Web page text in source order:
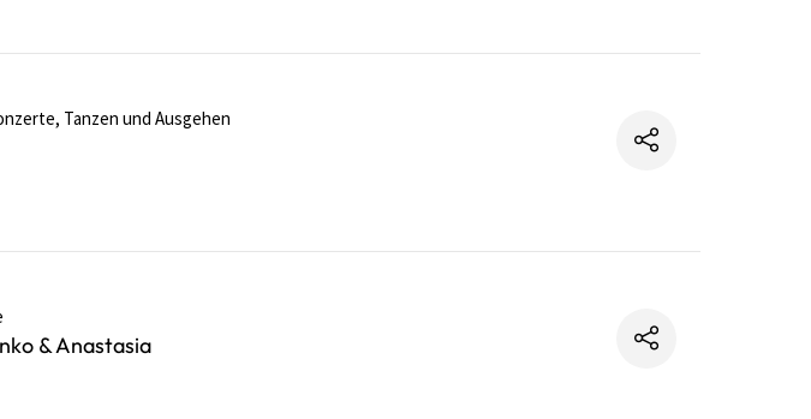
Tanzen und Ausgehen
& Anastasia